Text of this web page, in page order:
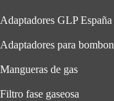
Adaptadores GLP España
Adaptadores para
Mangueras de gas
Filtro fase gaseosa